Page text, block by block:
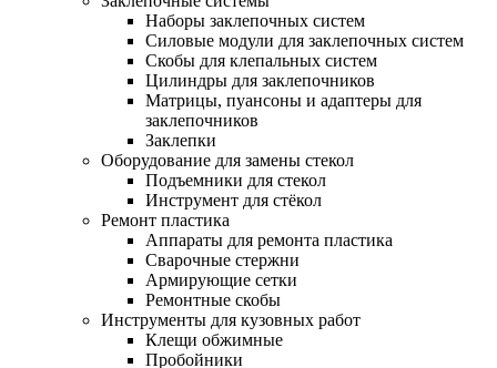
Наборы заклепочных систем
Силовые модули для заклепочных систем
Скобы для клепальных систем
Цилиндры для заклепочников
Матрицы, пуансоны и адаптеры для
заклепочников
Заклепки
Оборудование для замены стекол
Подъемники для стекол
Инструмент для стёкол
Ремонт пластика
Аппараты для ремонта пластика
Сварочные стержни
Армирующие сетки
Ремонтные скобы
Инструменты для кузовных работ
Клещи обжимные
Пробойники